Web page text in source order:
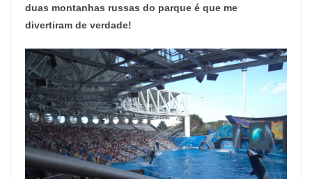
duas montanhas russas do parque é que me
divertiram de verdade!